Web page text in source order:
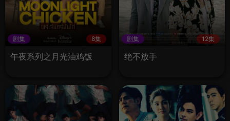
剧集 8集
午夜系列之月光油鸡饭
剧集 12集
绝不放手